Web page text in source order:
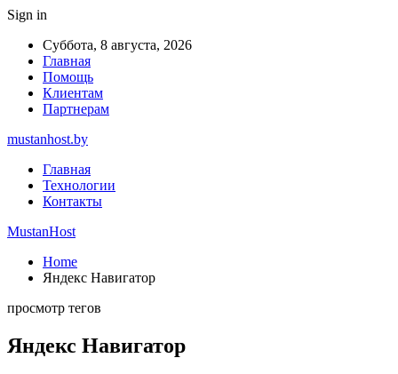
Sign in
Суббота, 8 августа, 2026
Главная
Помощь
Клиентам
Партнерам
mustanhost.by
Главная
Технологии
Контакты
MustanHost
Home
Яндекс Навигатор
просмотр тегов
Яндекс Навигатор